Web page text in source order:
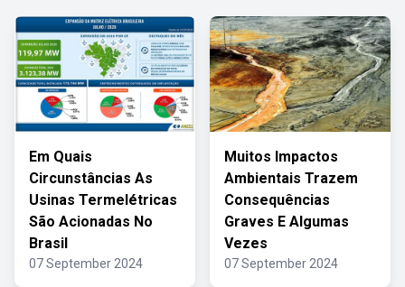
Em Quais
Circunstâncias As
Usinas Termelétricas
São Acionadas No
Brasil
07 September 2024
Muitos Impactos
Ambientais Trazem
Consequências
Graves E Algumas
Vezes
07 September 2024